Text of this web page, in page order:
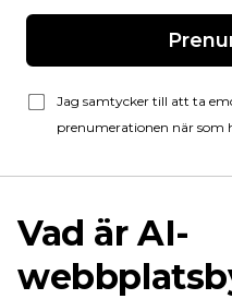
Jag samtycker till att ta
prenumerationen när som
Vad är AI-